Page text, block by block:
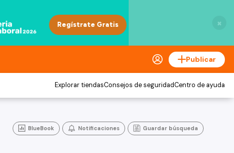
×
Publicar
Explorar tiendasConsejos de seguridadCentro de ayuda
BlueBook Notificaciones Guardar búsqueda